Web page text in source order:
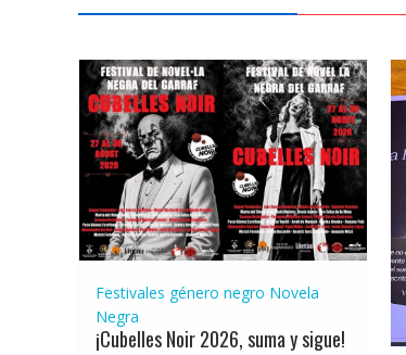
Festivales género negro Novela
Negra
¡Cubelles Noir 2026, suma y sigue!